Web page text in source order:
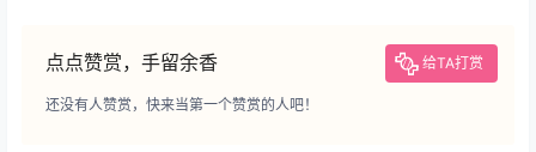
点点赞赏，手留余香 给TA打赏
还没有人赞赏，快来当第一个赞赏的人吧！